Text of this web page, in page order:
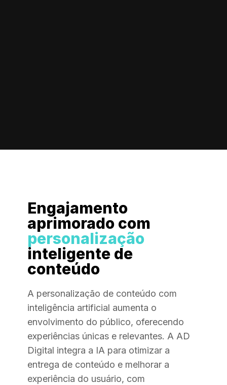
Engajamento
aprimorado com
personalização
inteligente de
conteúdo
A personalização de conteúdo com
inteligência artificial aumenta o
envolvimento do público, oferecendo
experiências únicas e relevantes. A AD
Digital integra a IA para otimizar a
entrega de conteúdo e melhorar a
experiência do usuário, com